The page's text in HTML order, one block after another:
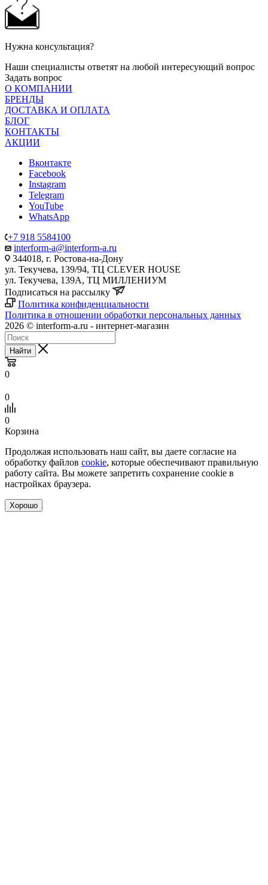
Нужна консультация?
Наши специалисты ответят на любой интересующий вопрос
Задать вопрос
О КОМПАНИИ
БРЕНДЫ
ДОСТАВКА И ОПЛАТА
БЛОГ
КОНТАКТЫ
АКЦИИ
Вконтакте
Facebook
Instagram
Telegram
YouTube
WhatsApp
+7 918 5584100
interform-a@interform-a.ru
344018, г. Ростова-на-Дону
ул. Текучева, 139/94, ТЦ CLEVER HOUSE
ул. Текучева, 139А, ТЦ МИЛЛЕНИУМ
Подписаться на рассылку
Политика конфиденциальности
Политика в отношении обработки персональных данных
2026 © interform-a.ru - интернет-магазин
Найти
0
0
0
Корзина
Продолжая использовать наш сайт, вы даете согласие на
обработку файлов cookie, которые обеспечивают правильную
работу сайта. Вы можете запретить сохранение cookie в
настройках браузера.
Хорошо